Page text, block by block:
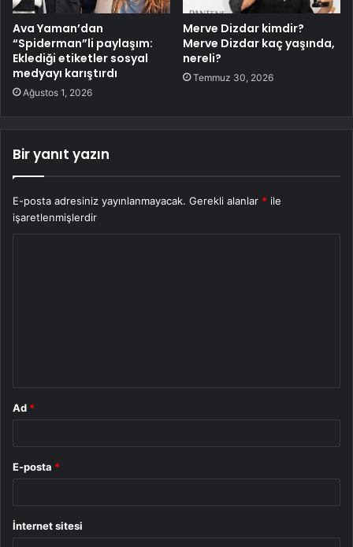
Ava Yaman’dan
“Spiderman”li paylaşım:
Eklediği etiketler sosyal
medyayı karıştırdı
Ağustos 1, 2026
Merve Dizdar kimdir?
Merve Dizdar kaç yaşında,
nereli?
Temmuz 30, 2026
Bir yanıt yazın
E-posta adresiniz yayınlanmayacak. Gerekli alanlar * ile
işaretlenmişlerdir
Ad *
E-posta *
İnternet sitesi